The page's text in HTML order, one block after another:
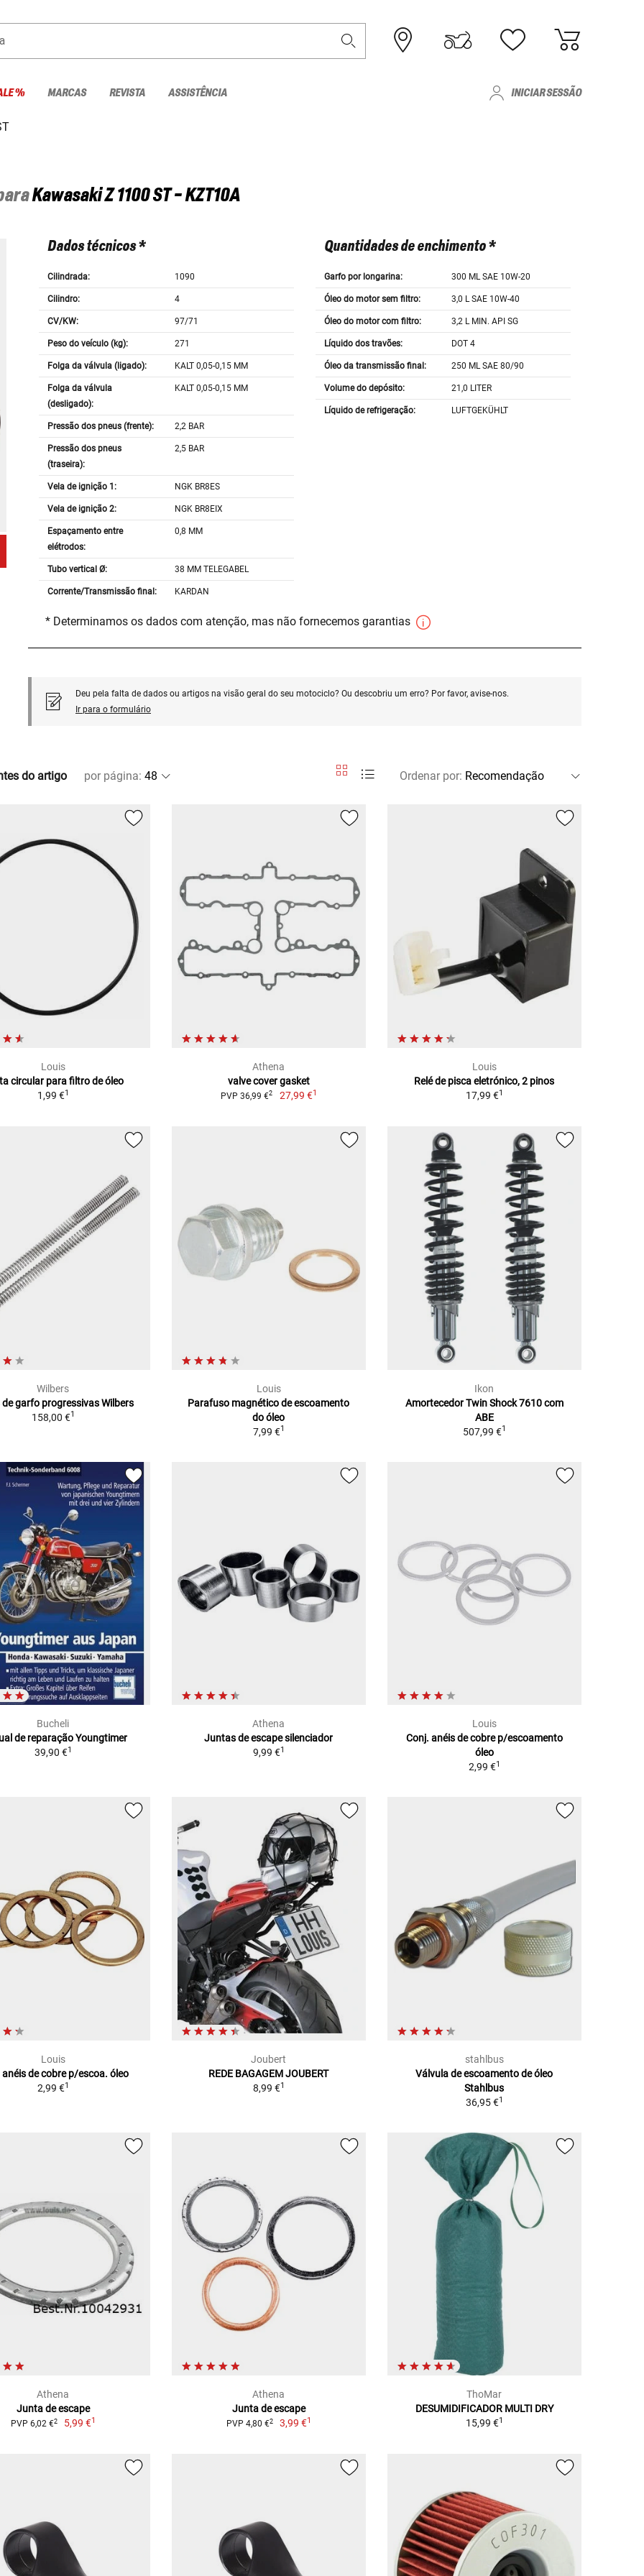
% MARCAS REVISTA ASSISTÊNCIA INICIAR SESSÃO
KawasakiZ 1100 ST - KZT10A
Dados técnicos *
Cilindrada: 1090
Cilindro: 4
CV/KW: 97/71
Peso do veículo (kg): 271
Folga da válvula (ligado): KALT 0,05-0,15 MM
Folga da válvula
(desligado):
KALT 0,05-0,15 MM
Pressão dos pneus (frente): 2,2 BAR
Pressão dos pneus
(traseira):
2,5 BAR
Vela de ignição 1: NGK BR8ES
Vela de ignição 2: NGK BR8EIX
Espaçamento entre
elétrodos:
0,8 MM
Tubo vertical Ø: 38 MM TELEGABEL
Corrente/Transmissão final: KARDAN
Quantidades de enchimento *
Garfo por longarina: 300 ML SAE 10W-20
Óleo do motor sem filtro: 3,0 L SAE 10W-40
Óleo do motor com filtro: 3,2 L MIN. API SG
Líquido dos travões: DOT 4
Óleo da transmissão final: 250 ML SAE 80/90
Volume do depósito: 21,0 LITER
Líquido de refrigeração: LUFTGEKÜHLT
* Determinamos os dados com atenção, mas não fornecemos garantias
Deu pela falta de dados ou artigos na visão geral do seu motociclo? Ou descobriu um erro? Por favor, avise-nos.
Ir para o formulário
do artigo por página: Ordenar por:
Louis
circular para filtro de óleo
1,99 €1
Athena
valve cover gasket
PVP 36,99 €2 27,99 €1
Louis
Relé de pisca eletrónico, 2 pinos
17,99 €1
Wilbers
garfo progressivas Wilbers
158,00 €1
Louis
Parafuso magnético de escoamento
do óleo
7,99 €1
Ikon
Amortecedor Twin Shock 7610 com
ABE
507,99 €1
Bucheli
de reparação Youngtimer
39,90 €1
Athena
Juntas de escape silenciador
9,99 €1
Louis
Conj. anéis de cobre p/escoamento
óleo
2,99 €1
Louis
anéis de cobre p/escoa. óleo
2,99 €1
Joubert
REDE BAGAGEM JOUBERT
8,99 €1
stahlbus
Válvula de escoamento de óleo
Stahlbus
36,95 €1
Athena
Junta de escape
PVP 6,02 €2 5,99 €1
Athena
Junta de escape
PVP 4,80 €2 3,99 €1
ThoMar
DESUMIDIFICADOR MULTI DRY
15,99 €1